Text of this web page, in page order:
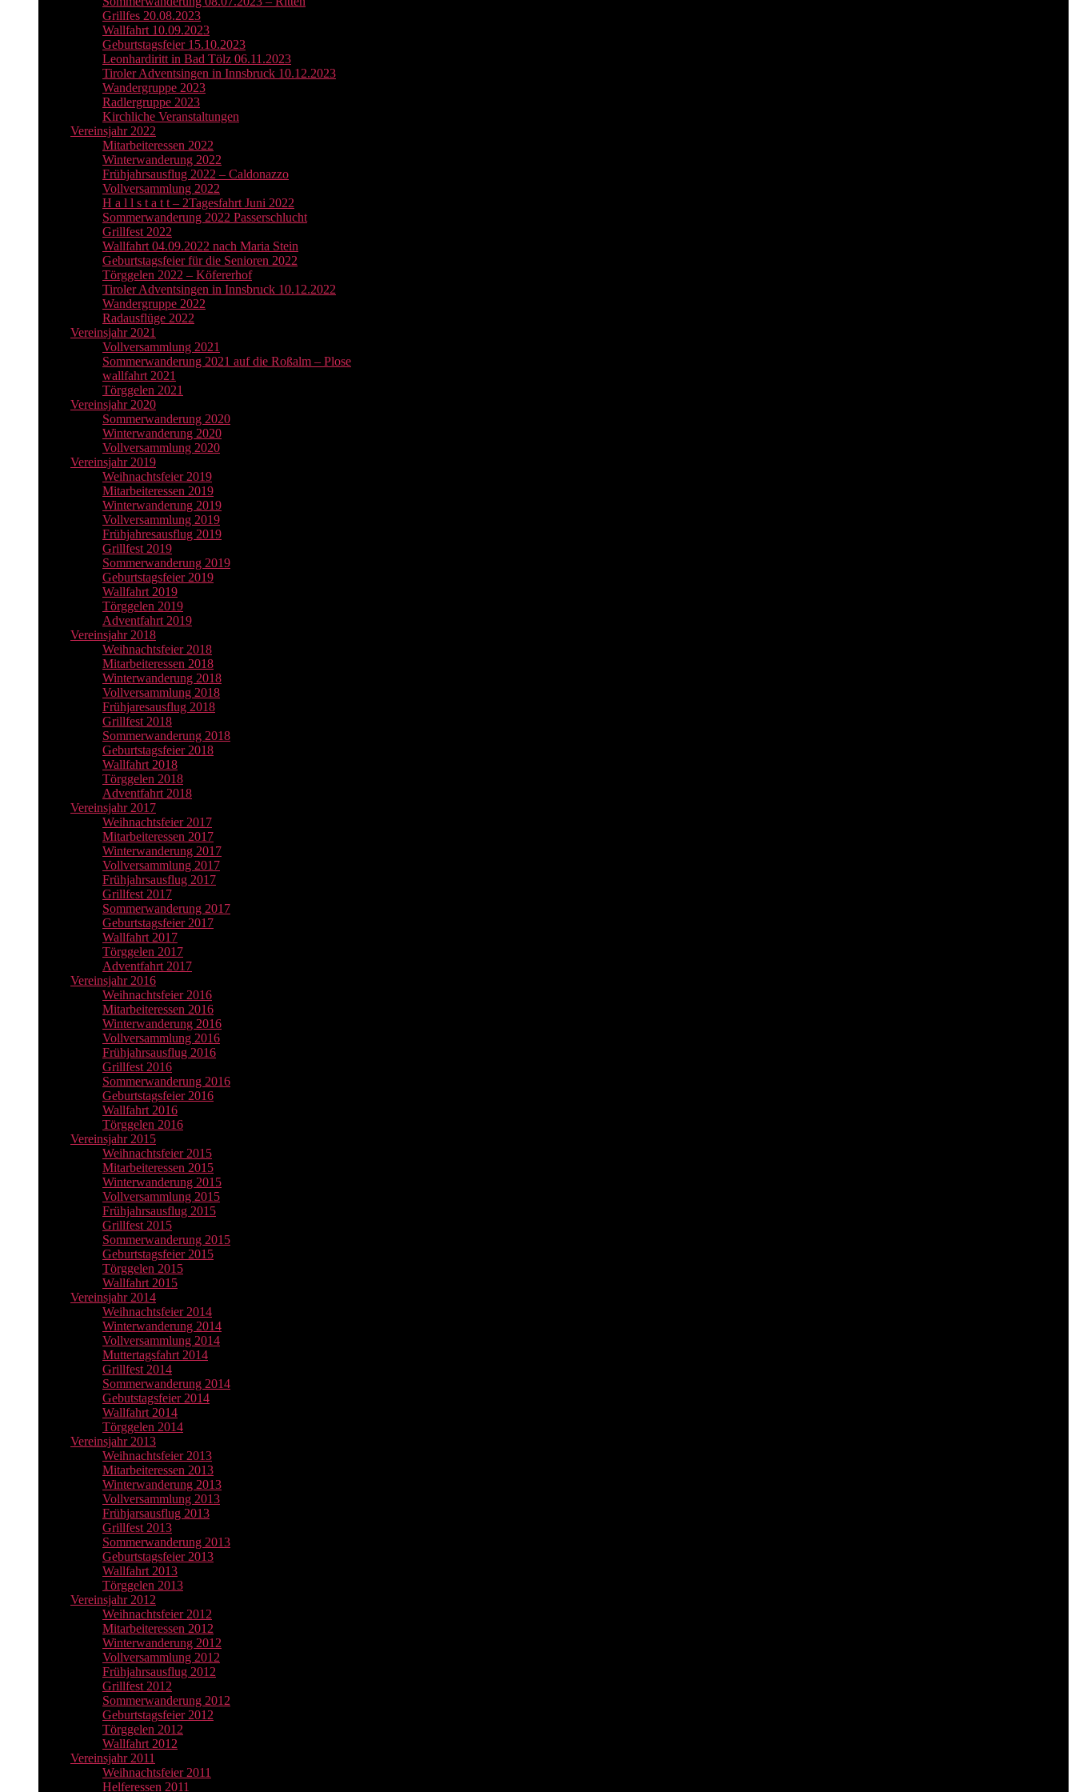
Grillfes 20.08.2023
Wallfahrt 10.09.2023
Geburtstagsfeier 15.10.2023
Leonhardiritt in Bad Tölz 06.11.2023
Tiroler Adventsingen in Innsbruck 10.12.2023
Wandergruppe 2023
Radlergruppe 2023
Kirchliche Veranstaltungen
Vereinsjahr 2022
Mitarbeiteressen 2022
Winterwanderung 2022
Frühjahrsausflug 2022 – Caldonazzo
Vollversammlung 2022
H a l l s t a t t – 2Tagesfahrt Juni 2022
Sommerwanderung 2022 Passerschlucht
Grillfest 2022
Wallfahrt 04.09.2022 nach Maria Stein
Geburtstagsfeier für die Senioren 2022
Törggelen 2022 – Köfererhof
Tiroler Adventsingen in Innsbruck 10.12.2022
Wandergruppe 2022
Radausflüge 2022
Vereinsjahr 2021
Vollversammlung 2021
Sommerwanderung 2021 auf die Roßalm – Plose
wallfahrt 2021
Törggelen 2021
Vereinsjahr 2020
Sommerwanderung 2020
Winterwanderung 2020
Vollversammlung 2020
Vereinsjahr 2019
Weihnachtsfeier 2019
Mitarbeiteressen 2019
Winterwanderung 2019
Vollversammlung 2019
Frühjahresausflug 2019
Grillfest 2019
Sommerwanderung 2019
Geburtstagsfeier 2019
Wallfahrt 2019
Törggelen 2019
Adventfahrt 2019
Vereinsjahr 2018
Weihnachtsfeier 2018
Mitarbeiteressen 2018
Winterwanderung 2018
Vollversammlung 2018
Frühjaresausflug 2018
Grillfest 2018
Sommerwanderung 2018
Geburtstagsfeier 2018
Wallfahrt 2018
Törggelen 2018
Adventfahrt 2018
Vereinsjahr 2017
Weihnachtsfeier 2017
Mitarbeiteressen 2017
Winterwanderung 2017
Vollversammlung 2017
Frühjahrsausflug 2017
Grillfest 2017
Sommerwanderung 2017
Geburtstagsfeier 2017
Wallfahrt 2017
Törggelen 2017
Adventfahrt 2017
Vereinsjahr 2016
Weihnachtsfeier 2016
Mitarbeiteressen 2016
Winterwanderung 2016
Vollversammlung 2016
Frühjahrsausflug 2016
Grillfest 2016
Sommerwanderung 2016
Geburtstagsfeier 2016
Wallfahrt 2016
Törggelen 2016
Vereinsjahr 2015
Weihnachtsfeier 2015
Mitarbeiteressen 2015
Winterwanderung 2015
Vollversammlung 2015
Frühjahrsausflug 2015
Grillfest 2015
Sommerwanderung 2015
Geburtstagsfeier 2015
Törggelen 2015
Wallfahrt 2015
Vereinsjahr 2014
Weihnachtsfeier 2014
Winterwanderung 2014
Vollversammlung 2014
Muttertagsfahrt 2014
Grillfest 2014
Sommerwanderung 2014
Gebutstagsfeier 2014
Wallfahrt 2014
Törggelen 2014
Vereinsjahr 2013
Weihnachtsfeier 2013
Mitarbeiteressen 2013
Winterwanderung 2013
Vollversammlung 2013
Frühjarsausflug 2013
Grillfest 2013
Sommerwanderung 2013
Geburtstagsfeier 2013
Wallfahrt 2013
Törggelen 2013
Vereinsjahr 2012
Weihnachtsfeier 2012
Mitarbeiteressen 2012
Winterwanderung 2012
Vollversammlung 2012
Frühjahrsausflug 2012
Grillfest 2012
Sommerwanderung 2012
Geburtstagsfeier 2012
Törggelen 2012
Wallfahrt 2012
Vereinsjahr 2011
Weihnachtsfeier 2011
Helferessen 2011